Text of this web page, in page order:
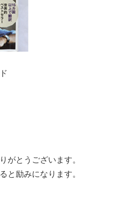
がとうございます。
と励みになります。